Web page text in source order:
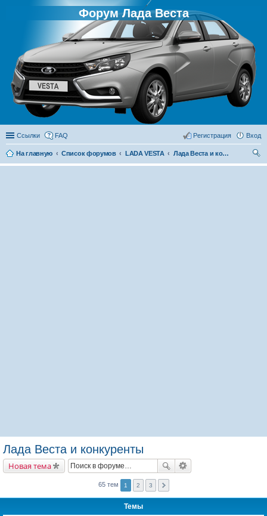
Форум Лада Веста
Ссылки FAQ Вход
Регистрация
На главную Список форумов LADA VESTA
Лада Веста и конкуренты
ои
Лада Веста и конкуренты
Новая тема
65 тем 1 2 3
Темы